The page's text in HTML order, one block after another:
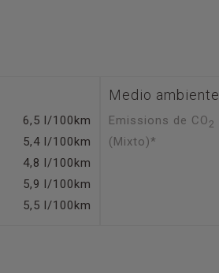
6,5 l/100km
5,4 l/100km
4,8 l/100km
5,9 l/100km
5,5 l/100km
Medio ambiente
Emissions de CO 2
(Mixto)*